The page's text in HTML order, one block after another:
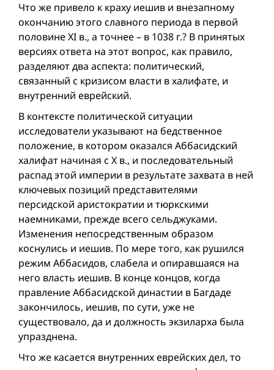
Что же привело к краху иешив и внезапному
окончанию этого славного периода в первой
половине XI в., а точнее – в 1038 г.? В принятых
версиях ответа на этот вопрос, как правило,
разделяют два аспекта: политический,
связанный с кризисом власти в халифате, и
внутренний еврейский.
В контексте политической ситуации
исследователи указывают на бедственное
положение, в котором оказался Аббасидский
халифат начиная с Х в., и последовательный
распад этой империи в результате захвата в ней
ключевых позиций представителями
персидской аристократии и тюркскими
наемниками, прежде всего сельджуками.
Изменения непосредственным образом
коснулись и иешив. По мере того, как рушился
режим Аббасидов, слабела и опиравшаяся на
него власть иешив. В конце концов, когда
правление Аббасидской династии в Багдаде
закончилось, иешив, по сути, уже не
существовало, да и должность экзиларха была
упразднена.
Что же касается внутренних еврейских дел, то